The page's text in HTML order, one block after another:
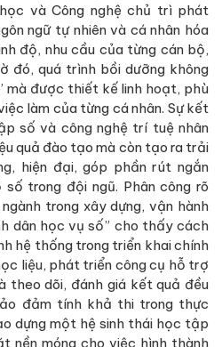
và Công nghệ chủ trì phát
ngữ tự nhiên và cá nhân hóa
độ, nhu cầu của từng cán bộ,
đó, quá trình bồi dưỡng không
mà được thiết kế linh hoạt, phù
làm của từng cá nhân. Sự kết
số và công nghệ trí tuệ nhân
quả đào tạo mà còn tạo ra trải
hiện đại, góp phần rút ngắn
trong đội ngũ. Phân công rõ
trong xây dựng, vận hành
dân học vụ số” cho thấy cách
hệ thống trong triển khai chính
liệu, phát triển công cụ hỗ trợ
theo dõi, đánh giá kết quả đều
đảm tính khả thi trong thực
dựng một hệ sinh thái học tập
nền móng cho việc hình thành